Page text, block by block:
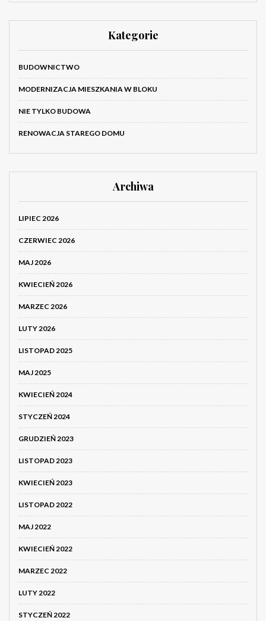
Kategorie
BUDOWNICTWO
MODERNIZACJA MIESZKANIA W BLOKU
NIE TYLKO BUDOWA
RENOWACJA STAREGO DOMU
Archiwa
LIPIEC 2026
CZERWIEC 2026
MAJ 2026
KWIECIEŃ 2026
MARZEC 2026
LUTY 2026
LISTOPAD 2025
MAJ 2025
KWIECIEŃ 2024
STYCZEŃ 2024
GRUDZIEŃ 2023
LISTOPAD 2023
KWIECIEŃ 2023
LISTOPAD 2022
MAJ 2022
KWIECIEŃ 2022
MARZEC 2022
LUTY 2022
STYCZEŃ 2022